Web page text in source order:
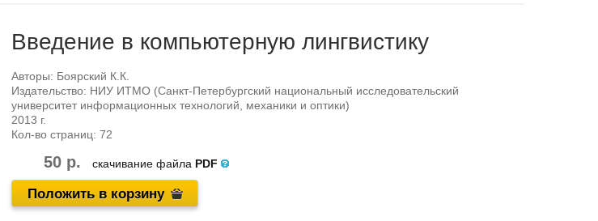
Введение в компьютерную лингвистику
Авторы: Боярский К.К.
Издательство: НИУ ИТМО (Санкт-Петербургский национальный исследовательский
университет информационных технологий, механики и оптики)
2013 г.
Кол-во страниц: 72
50 р. скачивание файла PDF
Положить в корзину